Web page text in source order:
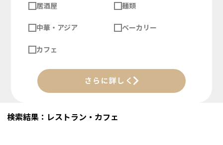
居酒屋 麺類
中華・アジア ベーカリー
カフェ
さらに詳しく
検索結果：レストラン・カフェ